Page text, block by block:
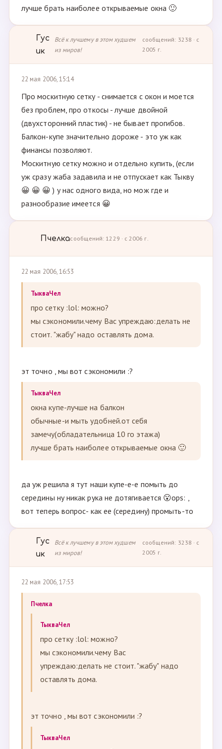
лучше брать наиболее открываемые окна 🙂
Гус
ик
Всё к лучшему в этом худшем
из миров!
сообщений: 3238 · с
2005 г.
22 мая 2006, 15:14
Про москитную сетку - снимается с окон и моется
без проблем, про откосы - лучше двойной
(двухсторонний пластик) - не бывает прогибов.
Балкон-купе значительно дороже - это уж как
финансы позволяют.
Москитную сетку можно и отдельно купить, (если
уж сразу жаба задавила и не отпускает как Тыкву
😀 😀 😀 ) у нас одного вида, но мож где и
разнообразие имеется 😀
Пчелкасообщений: 1229 · с 2006 г.
22 мая 2006, 16:53
ТыкваЧел
про сетку :lol: можно?
мы сэкономили.чему Вас упреждаю:делать не
стоит. "жабу" надо оставлять дома.
эт точно , мы вот сэкономили :?
ТыкваЧел
окна купе-лучше на балкон
обычные-и мыть удобней.от себя
замечу(обладательница 10 го этажа)
лучше брать наиболее открываемые окна 🙂
да уж решила я тут наши купе-е-е помыть до
середины ну никак рука не дотягивается 😮ops: ,
вот теперь вопрос- как ее (середину) промыть-то
Гус
ик
Всё к лучшему в этом худшем
из миров!
сообщений: 3238 · с
2005 г.
22 мая 2006, 17:53
Пчелка
ТыкваЧел
про сетку :lol: можно?
мы сэкономили.чему Вас
упреждаю:делать не стоит. "жабу" надо
оставлять дома.
эт точно , мы вот сэкономили :?
ТыкваЧел